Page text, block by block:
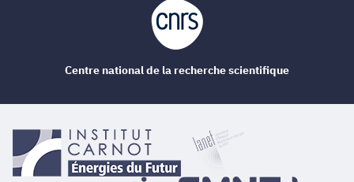
Centre national de la recherche scientifique